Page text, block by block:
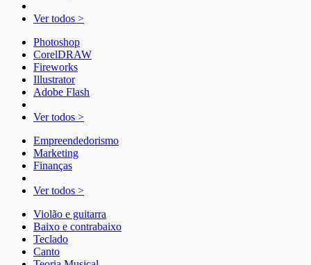
Ver todos >
Photoshop
CorelDRAW
Fireworks
Illustrator
Adobe Flash
Ver todos >
Empreendedorismo
Marketing
Finanças
Ver todos >
Violão e guitarra
Baixo e contrabaixo
Teclado
Canto